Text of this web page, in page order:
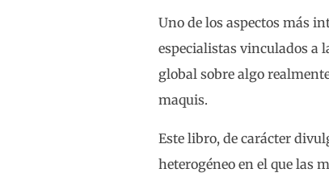
Uno de los aspectos más
especialistas vinculados a
global sobre algo
maquis.
Este libro, de carácter
heterogéneo en el que las